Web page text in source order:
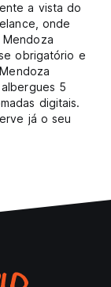
a vista do
onde
obrigatório e
5
digitais.
já o seu